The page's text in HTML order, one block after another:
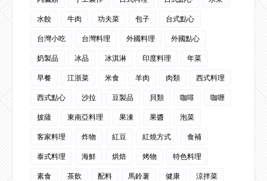
水餃
牛肉 功夫菜 包子
台式點心
台灣小吃
台灣料理 外國料理
外國點心
奶製品
冰品 冰淇淋 印度料理
年菜
早餐
江浙菜 米食 羊肉 肉類
西式料理
西式點心
沙拉 豆製品 貝類 咖啡
咖喱
披薩
東南亞料理 果凍 果醬
泡菜
客家料理
炸物 紅豆 紅燒方式
食補
泰式料理
海鮮 烘焙 烤物
特色料理
素食
茶飲 配料 馬鈴薯 健康 涼拌菜